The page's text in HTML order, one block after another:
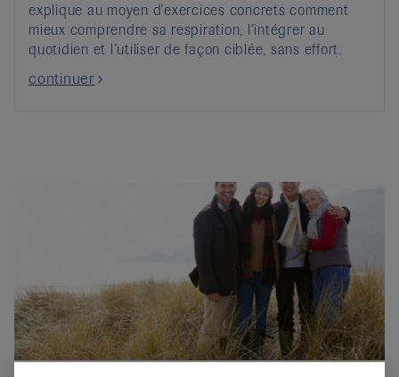
explique au moyen d’exercices concrets comment
mieux comprendre sa respiration, l’intégrer au
quotidien et l’utiliser de façon ciblée, sans effort.
continuer